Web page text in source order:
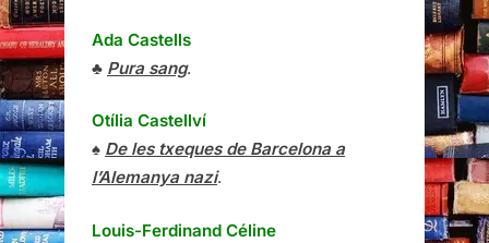
Ada Castells
♣ Pura sang.
Otília Castellví
♠ De les txeques de Barcelona a
l’Alemanya nazi.
Louis-Ferdinand Céline